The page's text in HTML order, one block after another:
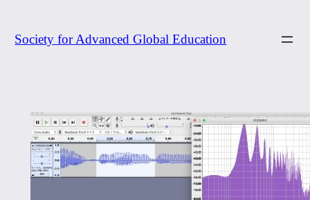
容Society for Advanced Global Education